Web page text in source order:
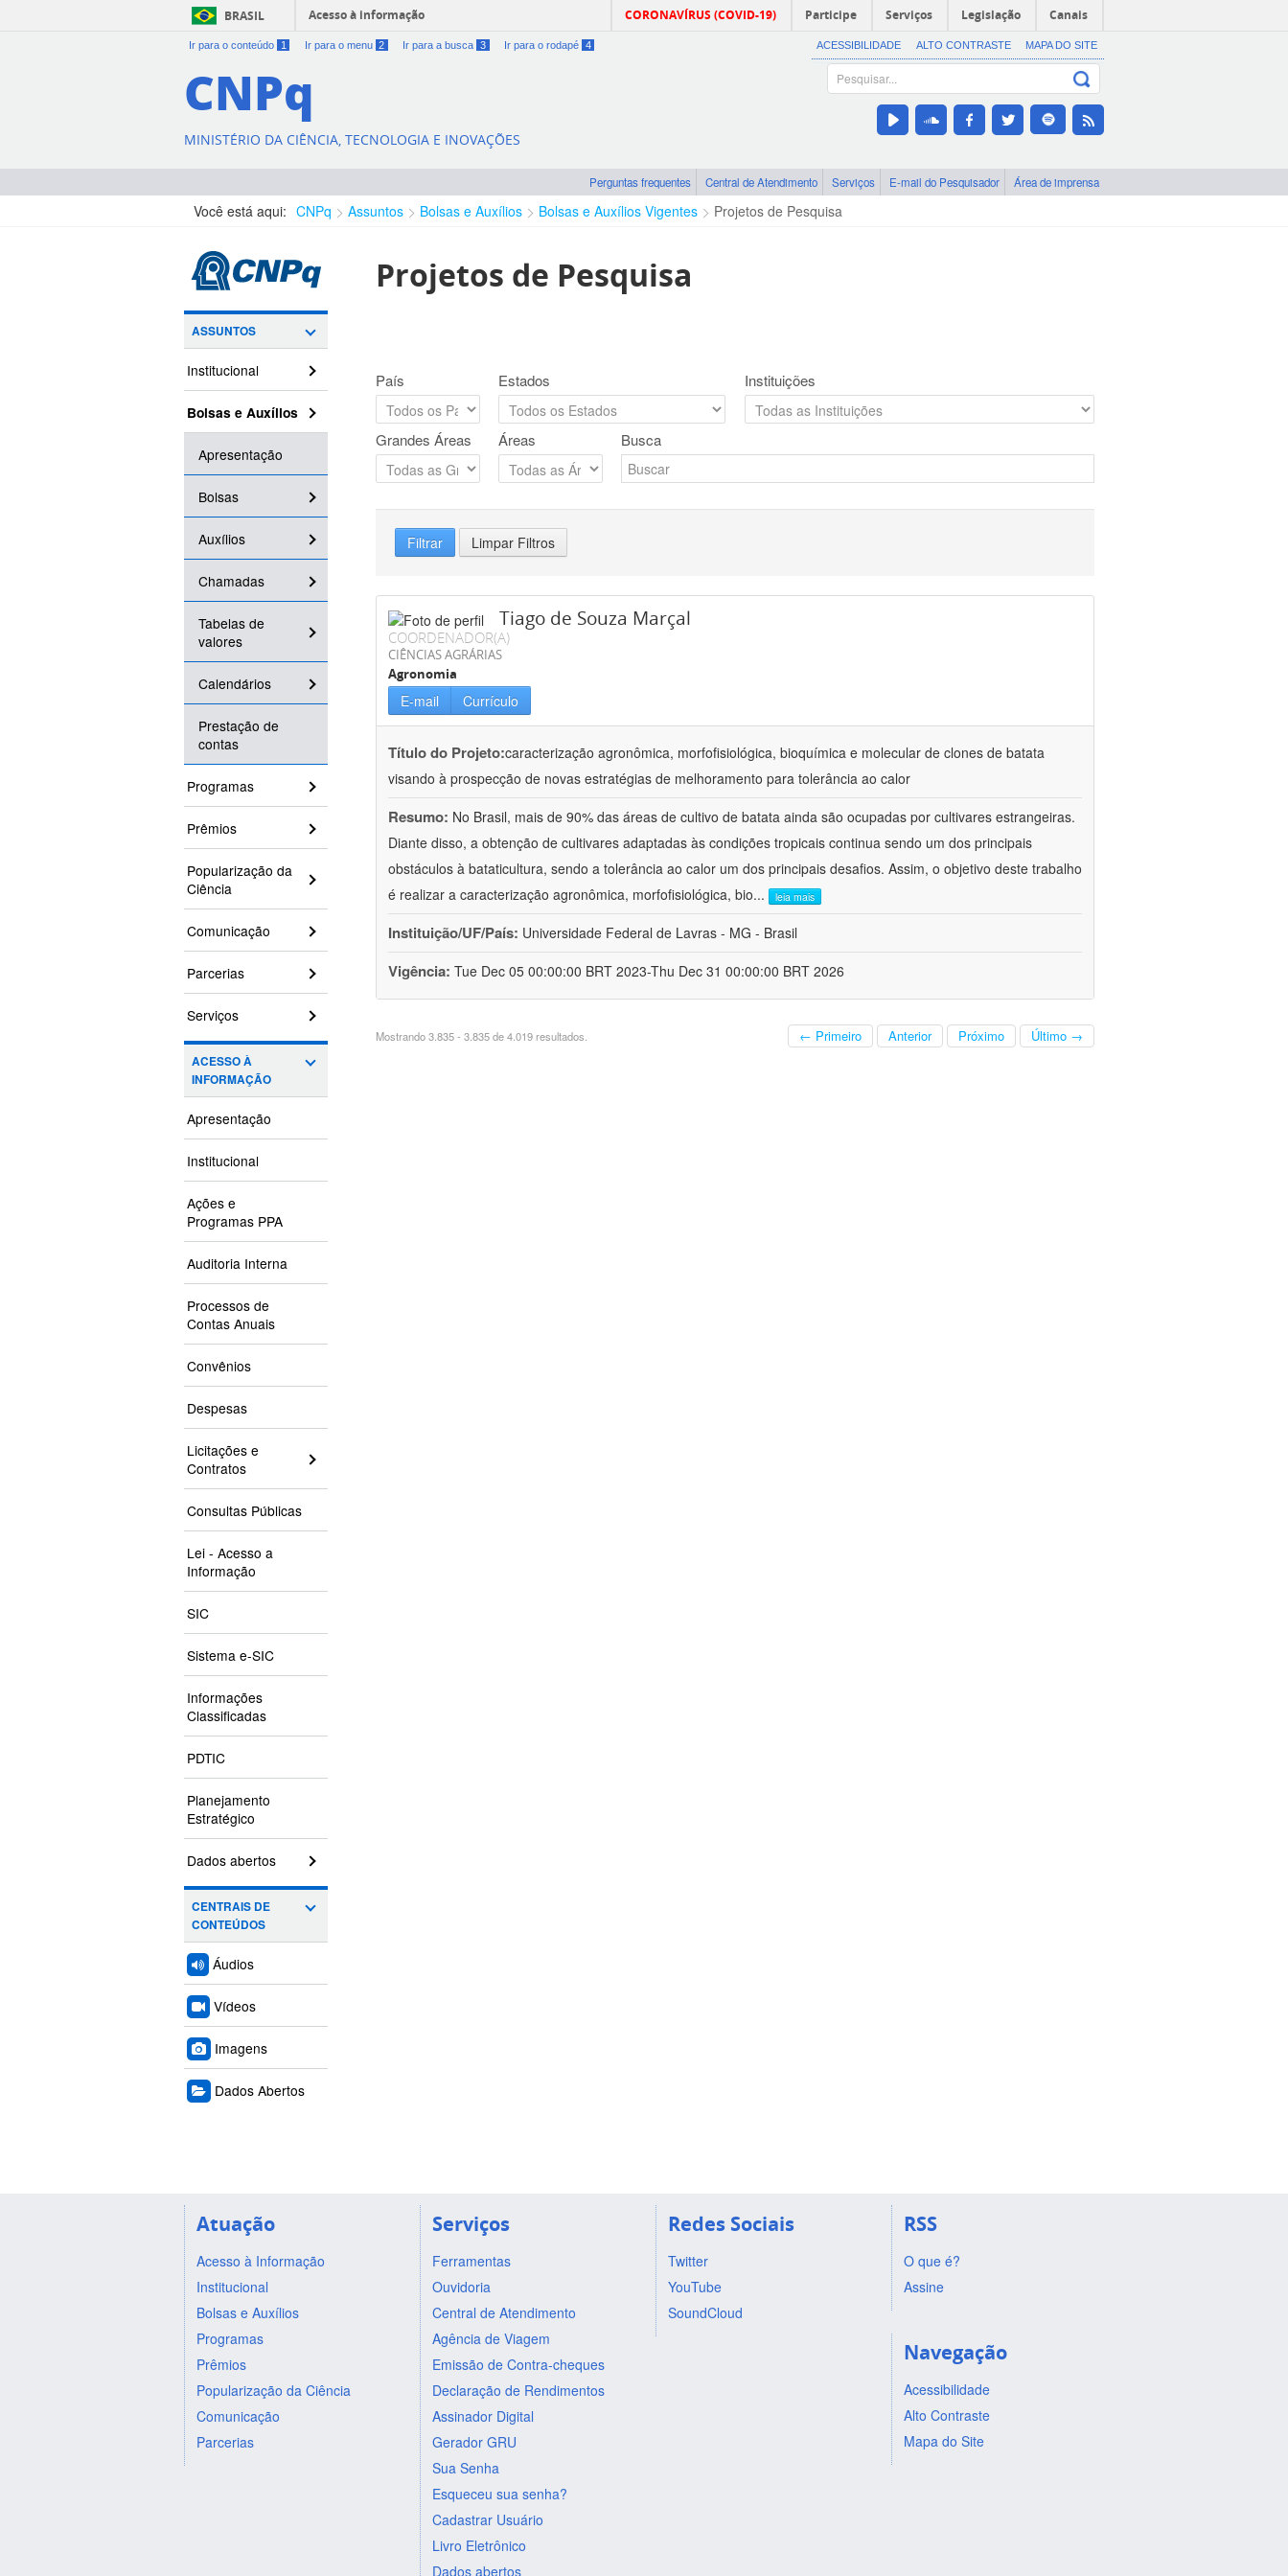
BRASIL Acesso à informação CORONAVÍRUS (COVID-19) Participe Serviços Legislação Canais
Ir para o conteúdo 1 Ir para o menu 2 Ir para a busca 3 Ir para o rodapé 4 ACESSIBILIDADE ALTO CONTRASTE MAPA DO SITE
CNPq
MINISTÉRIO DA CIÊNCIA, TECNOLOGIA E INOVAÇÕES
Perguntas frequentes Central de Atendimento Serviços E-mail do Pesquisador Área de imprensa
Você está aqui: CNPq Assuntos Bolsas e Auxílios Bolsas e Auxílios Vigentes Projetos de Pesquisa
ASSUNTOS
Institucional
Bolsas e Auxílios
Apresentação
Bolsas
Auxílios
Chamadas
Tabelas de
valores
Calendários
Prestação de
contas
Programas
Prêmios
Popularização da
Ciência
Comunicação
Parcerias
Serviços
ACESSO À
INFORMAÇÃO
Apresentação
Institucional
Ações e
Programas PPA
Auditoria Interna
Processos de
Contas Anuais
Convênios
Despesas
Licitações e
Contratos
Consultas Públicas
Lei - Acesso a
Informação
SIC
Sistema e-SIC
Informações
Classificadas
PDTIC
Planejamento
Estratégico
Dados abertos
CENTRAIS DE
CONTEÚDOS
Áudios
Vídeos
Imagens
Dados Abertos
Projetos de Pesquisa
País Estados Instituições
Grandes Áreas Áreas Busca
Filtrar Limpar Filtros
Tiago de Souza Marçal
COORDENADOR(A)
CIÊNCIAS AGRÁRIAS
Agronomia
E-mail Currículo
Título do Projeto:caracterização agronômica, morfofisiológica, bioquímica e molecular de clones de batata
visando à prospecção de novas estratégias de melhoramento para tolerância ao calor
Resumo: No Brasil, mais de 90% das áreas de cultivo de batata ainda são ocupadas por cultivares estrangeiras.
Diante disso, a obtenção de cultivares adaptadas às condições tropicais continua sendo um dos principais
obstáculos à bataticultura, sendo a tolerância ao calor um dos principais desafios. Assim, o objetivo deste trabalho
é realizar a caracterização agronômica, morfofisiológica, bio... leia mais
Instituição/UF/País: Universidade Federal de Lavras - MG - Brasil
Vigência: Tue Dec 05 00:00:00 BRT 2023-Thu Dec 31 00:00:00 BRT 2026
Mostrando 3.835 - 3.835 de 4.019 resultados. ← Primeiro Anterior Próximo Último →
Atuação
Acesso à Informação
Institucional
Bolsas e Auxílios
Programas
Prêmios
Popularização da Ciência
Comunicação
Parcerias
Serviços
Ferramentas
Ouvidoria
Central de Atendimento
Agência de Viagem
Emissão de Contra-cheques
Declaração de Rendimentos
Assinador Digital
Gerador GRU
Sua Senha
Esqueceu sua senha?
Cadastrar Usuário
Livro Eletrônico
Dados abertos
Redes Sociais
Twitter
YouTube
SoundCloud
RSS
O que é?
Assine
Navegação
Acessibilidade
Alto Contraste
Mapa do Site